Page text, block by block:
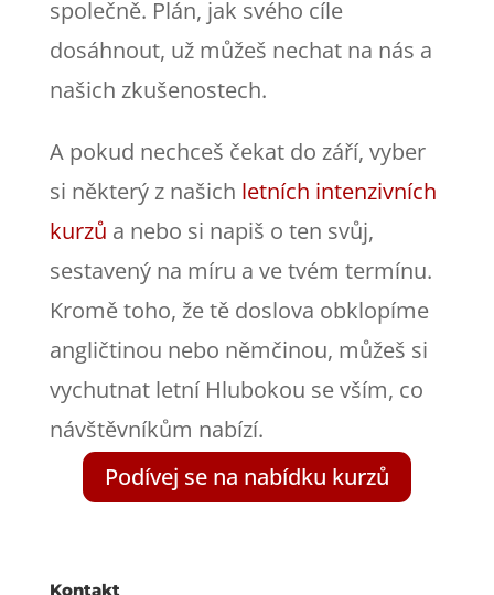
společně. Plán, jak svého cíle
dosáhnout, už můžeš nechat na nás a
našich zkušenostech.
A pokud nechceš čekat do září, vyber
si některý z našich letních intenzivních
kurzů a nebo si napiš o ten svůj,
sestavený na míru a ve tvém termínu.
Kromě toho, že tě doslova obklopíme
angličtinou nebo němčinou, můžeš si
vychutnat letní Hlubokou se vším, co
návštěvníkům nabízí.
Podívej se na nabídku kurzů
Kontakt